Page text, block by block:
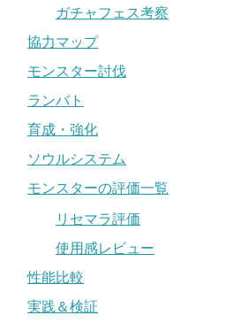
ガチャフェス考察
協力マップ
モンスター討伐
ランバト
育成・強化
ソウルシステム
モンスターの評価一覧
リセマラ評価
使用感レビュー
性能比較
実践＆検証